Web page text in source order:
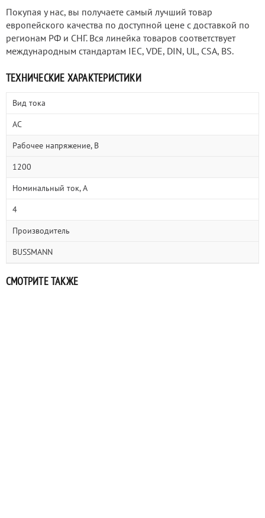
Покупая у нас, вы получаете самый лучший товар
европейского качества по доступной цене с доставкой по
регионам РФ и СНГ. Вся линейка товаров соответствует
международным стандартам IEC, VDE, DIN, UL, CSA, BS.
ТЕХНИЧЕСКИЕ ХАРАКТЕРИСТИКИ
Вид тока
AC
Рабочее напряжение, В
1200
Номинальный ток, А
4
Производитель
BUSSMANN
СМОТРИТЕ ТАКЖЕ